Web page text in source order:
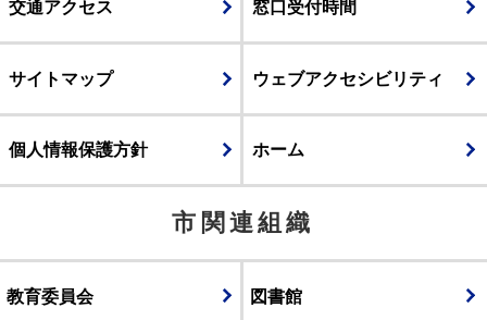
交通アクセス 窓口受付時間
サイトマップ ウェブアクセシビリティ
個人情報保護方針 ホーム
市関連組織
教育委員会 図書館